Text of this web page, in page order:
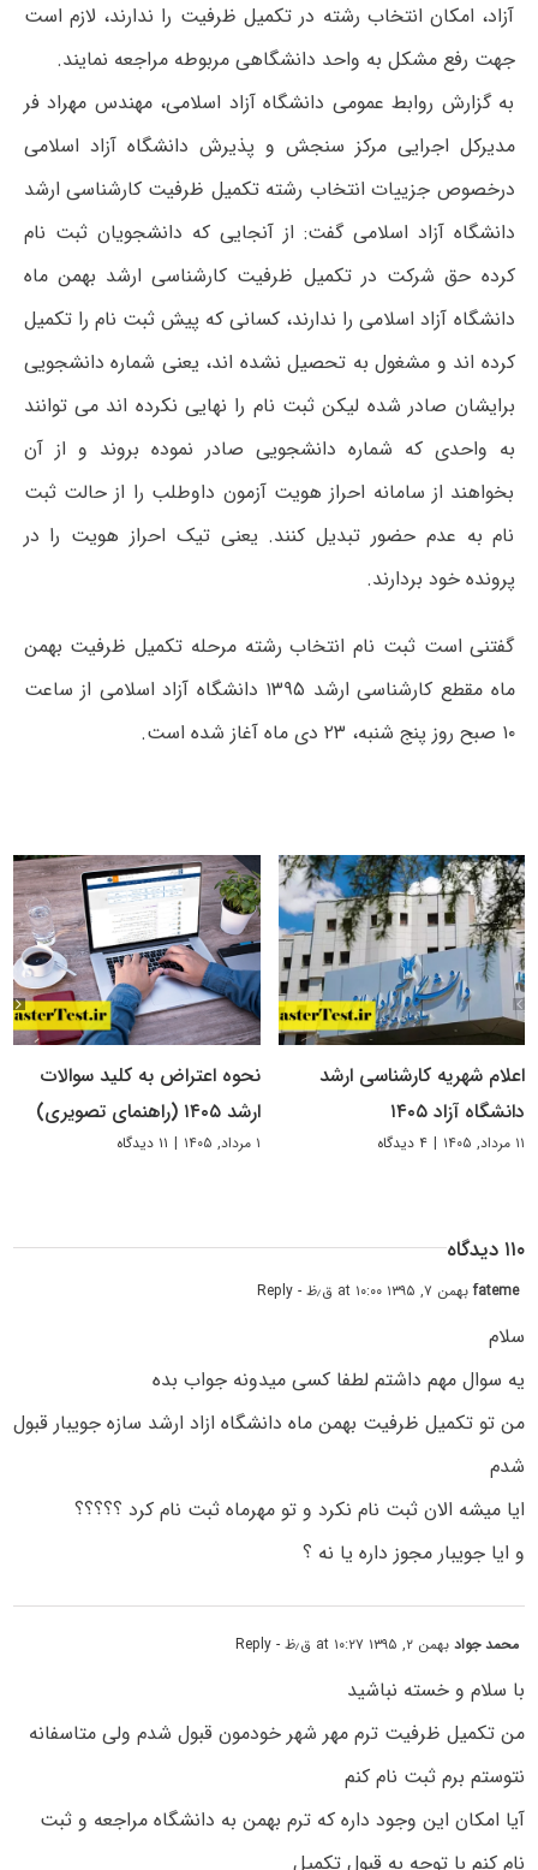
آزاد، امکان انتخاب رشته در تکمیل ظرفیت را ندارند، لازم است
جهت رفع مشکل به واحد دانشگاهی مربوطه مراجعه نمایند.
به گزارش روابط عمومی دانشگاه آزاد اسلامی، مهندس مهراد فر
مدیرکل اجرایی مرکز سنجش و پذیرش دانشگاه آزاد اسلامی
درخصوص جزییات انتخاب رشته تکمیل ظرفیت کارشناسی ارشد
دانشگاه آزاد اسلامی گفت: از آنجایی که دانشجویان ثبت نام
کرده حق شرکت در تکمیل ظرفیت کارشناسی ارشد بهمن ماه
دانشگاه آزاد اسلامی را ندارند، کسانی که پیش ثبت نام را تکمیل
کرده اند و مشغول به تحصیل نشده اند، یعنی شماره دانشجویی
برایشان صادر شده لیکن ثبت نام را نهایی نکرده اند می توانند
به واحدی که شماره دانشجویی صادر نموده بروند و از آن
بخواهند از سامانه احراز هویت آزمون داوطلب را از حالت ثبت
نام به عدم حضور تبدیل کنند. یعنی تیک احراز هویت را در
پرونده خود بردارند.
گفتنی است ثبت نام انتخاب رشته مرحله تکمیل ظرفیت بهمن
ماه مقطع کارشناسی ارشد ۱۳۹۵ دانشگاه آزاد اسلامی از ساعت
۱۰ صبح روز پنج شنبه، ۲۳ دی ماه آغاز شده است.
اعلام شهریه کارشناسی ارشد
دانشگاه آزاد ۱۴۰۵
۱۱ مرداد, ۱۴۰۵ | ۴ دیدگاه
نحوه اعتراض به کلید سوالات
ارشد ۱۴۰۵ (راهنمای تصویری)
۱ مرداد, ۱۴۰۵ | ۱۱ دیدگاه
۱۱۰ دیدگاه
fatemeبهمن ۷, ۱۳۹۵ at ۱۰:۰۰ ق٫ظ - Reply
سلام
یه سوال مهم داشتم لطفا کسی میدونه جواب بده
من تو تکمیل ظرفیت بهمن ماه دانشگاه ازاد ارشد سازه جویبار قبول
شدم
ایا میشه الان ثبت نام نکرد و تو مهرماه ثبت نام کرد ؟؟؟؟؟
و ایا جویبار مجوز داره یا نه ؟
محمد جوادبهمن ۲, ۱۳۹۵ at ۱۰:۲۷ ق٫ظ - Reply
با سلام و خسته نباشید
من تکمیل ظرفیت ترم مهر شهر خودمون قبول شدم ولی متاسفانه
نتوستم برم ثبت نام کنم
آیا امکان این وجود داره که ترم بهمن به دانشگاه مراجعه و ثبت
نام کنم با توجه به قبول تکمیل